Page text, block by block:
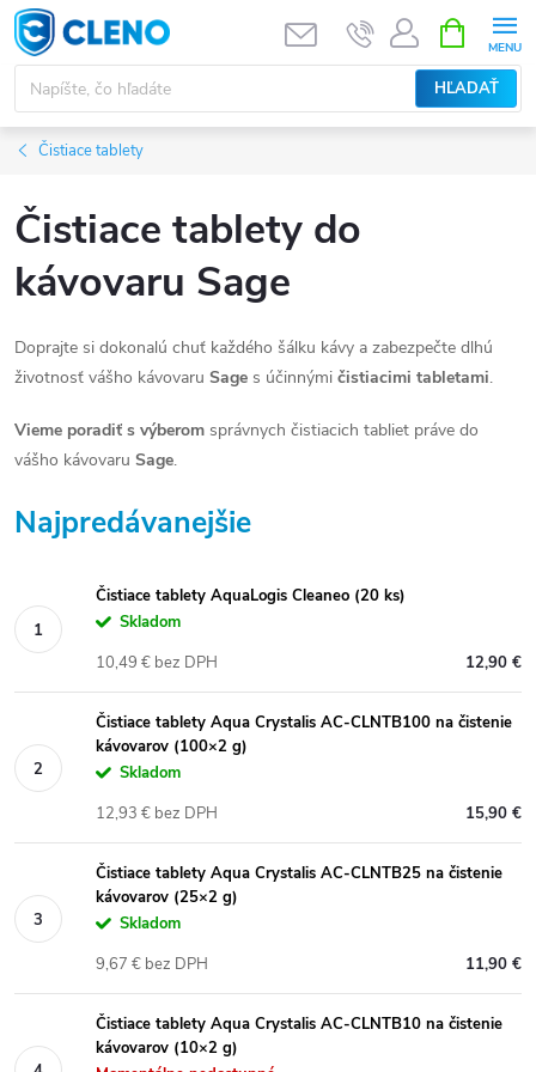
Prejsť
na
obsah
HĽADAŤ
KOŠÍK
Čistiace tablety
Čistiace tablety do
kávovaru Sage
Doprajte si dokonalú chuť každého šálku kávy a zabezpečte dlhú
životnosť vášho kávovaru Sage s účinnými čistiacimi tabletami.
Vieme poradiť s výberom správnych čistiacich tabliet práve do
vášho kávovaru Sage.
Najpredávanejšie
Čistiace tablety AquaLogis Cleaneo (20 ks)
Skladom
12,90 €
10,49 € bez DPH
Čistiace tablety Aqua Crystalis AC-CLNTB100 na čistenie
kávovarov (100×2 g)
Skladom
15,90 €
12,93 € bez DPH
Čistiace tablety Aqua Crystalis AC-CLNTB25 na čistenie
kávovarov (25×2 g)
Skladom
11,90 €
9,67 € bez DPH
Čistiace tablety Aqua Crystalis AC-CLNTB10 na čistenie
kávovarov (10×2 g)